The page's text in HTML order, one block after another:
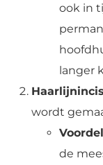
ook in
langer
wordt
de